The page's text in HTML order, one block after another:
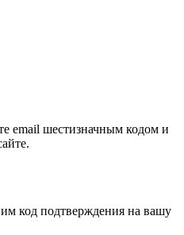
email шестизначным кодом и
код подтверждения на вашу